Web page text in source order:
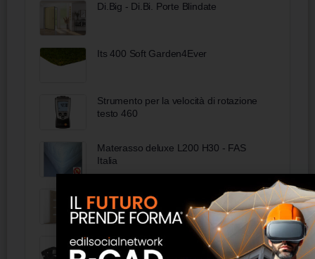
Di.Big - Di.Bi. Porte Blindate
Its 400 Soft Garden4Ever
Strumento per la velocità di rotazione
testo 460
Materasso deluxe L200 H30 - FAS
Italia
Xline - Linea TRIX
97 53 09 - KNIPEX Pinza per terminali
a bussola, con regolazione automatica